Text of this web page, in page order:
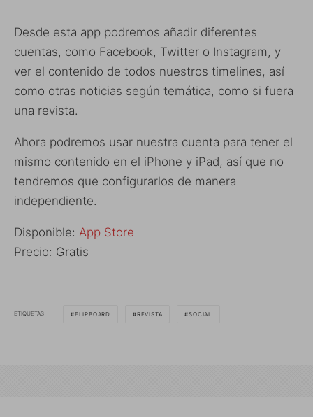
Desde esta app podremos añadir diferentes
cuentas, como Facebook, Twitter o Instagram, y
ver el contenido de todos nuestros timelines, así
como otras noticias según temática, como si fuera
una revista.
Ahora podremos usar nuestra cuenta para tener el
mismo contenido en el iPhone y iPad, así que no
tendremos que configurarlos de manera
independiente.
Disponible: App Store
Precio: Gratis
ETIQUETAS FLIPBOARD REVISTA SOCIAL